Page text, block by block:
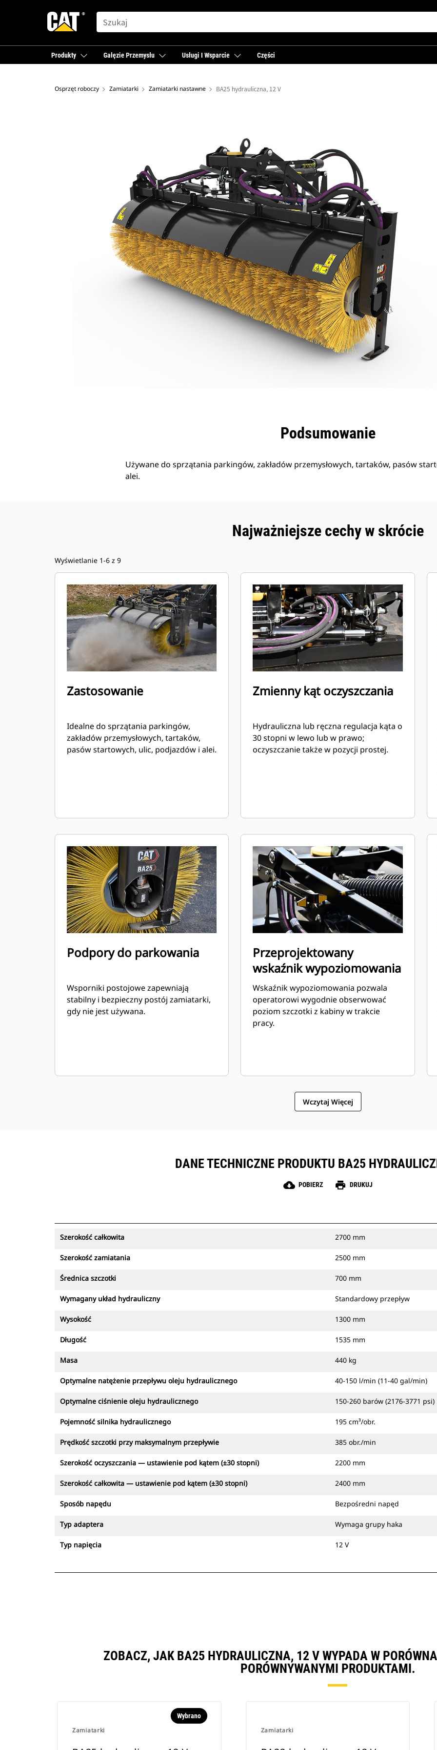
SEARCH
Produkty Gałęzie Przemysłu Usługi I Wsparcie Części
Osprzęt roboczy Zamiatarki Zamiatarki nastawne BA25 hydrauliczna, 12 V
Podsumowanie
Używane do sprzątania parkingów, zakładów przemysłowych, tartaków, pasów
alei.
Najważniejsze cechy w skrócie
Wyświetlanie 1-6 z 9
Zastosowanie
Idealne do sprzątania parkingów,
zakładów przemysłowych, tartaków,
pasów startowych, ulic, podjazdów i alei.
Zmienny kąt oczyszczania
Hydrauliczna lub ręczna regulacja kąta o
30 stopni w lewo lub w prawo;
oczyszczanie także w pozycji prostej.
Podpory do parkowania
Wsporniki postojowe zapewniają
stabilny i bezpieczny postój zamiatarki,
gdy nie jest używana.
Przeprojektowany
wskaźnik wypoziomowania
Wskaźnik wypoziomowania pozwala
operatorowi wygodnie obserwować
poziom szczotki z kabiny w trakcie
pracy.
Wczytaj Więcej
DANE TECHNICZNE PRODUKTU BA25
cloud_download POBIERZ print DRUKUJ
Szerokość całkowita 2700 mm
Szerokość zamiatania 2500 mm
Średnica szczotki 700 mm
Wymagany układ hydrauliczny Standardowy przepływ
Wysokość 1300 mm
Długość 1535 mm
Masa 440 kg
Optymalne natężenie przepływu oleju hydraulicznego 40-150 l/min (11-40 gal/min)
Optymalne ciśnienie oleju hydraulicznego 150-260 barów (2176-3771 psi)
Pojemność silnika hydraulicznego 195 cm³/obr.
Prędkość szczotki przy maksymalnym przepływie 385 obr./min
Szerokość oczyszczania — ustawienie pod kątem (±30 stopni) 2200 mm
Szerokość całkowita — ustawienie pod kątem (±30 stopni) 2400 mm
Sposób napędu Bezpośredni napęd
Typ adaptera Wymaga grupy haka
Typ napięcia 12 V
ZOBACZ, JAK BA25 HYDRAULICZNA, 12 V WYPADA W
PORÓWNYWANYMI PRODUKTAMI.
Zamiatarki
Wybrano
Zamiatarki